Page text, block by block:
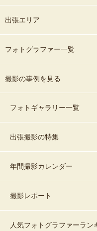
出張エリア
フォトグラファー一覧
撮影の事例を見る
フォトギャラリー一覧
出張撮影の特集
年間撮影カレンダー
撮影レポート
人気フォトグラファーラン